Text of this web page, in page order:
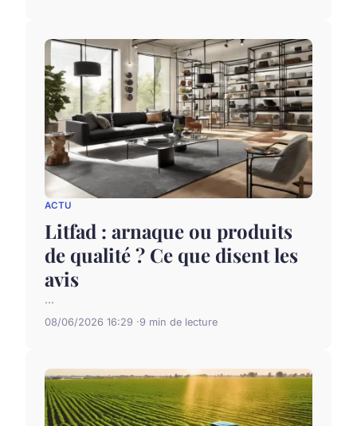
ACTU
Litfad : arnaque ou produits
de qualité ? Ce que disent les
avis
...
08/06/2026 16:29 9 min de lecture